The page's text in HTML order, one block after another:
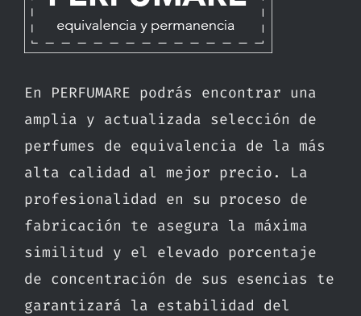
En PERFUMARE podrás encontrar una
amplia y actualizada selección de
perfumes de equivalencia de la más
alta calidad al mejor precio. La
profesionalidad en su proceso de
fabricación te asegura la máxima
similitud y el elevado porcentaje
de concentración de sus esencias te
garantizará la estabilidad del